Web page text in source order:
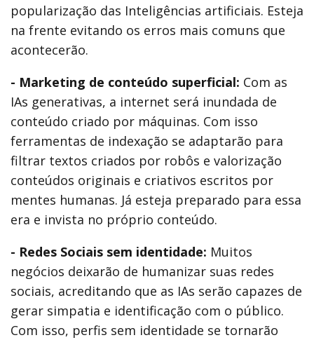
popularização das Inteligências artificiais. Esteja
na frente evitando os erros mais comuns que
acontecerão.
- Marketing de conteúdo superficial: Com as
IAs generativas, a internet será inundada de
conteúdo criado por máquinas. Com isso
ferramentas de indexação se adaptarão para
filtrar textos criados por robôs e valorização
conteúdos originais e criativos escritos por
mentes humanas. Já esteja preparado para essa
era e invista no próprio conteúdo.
- Redes Sociais sem identidade: Muitos
negócios deixarão de humanizar suas redes
sociais, acreditando que as IAs serão capazes de
gerar simpatia e identificação com o público.
Com isso, perfis sem identidade se tornarão